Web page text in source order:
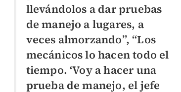
llevándolos a dar pruebas
de manejo a lugares, a
veces almorzando”, “Los
mecánicos lo hacen todo el
tiempo. ‘Voy a hacer una
prueba de manejo, el jefe